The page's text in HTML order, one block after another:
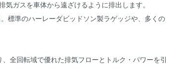
ガスを車体から遠ざけるように排出します。
標準のハーレーダビッドソン製ラゲッジや、多くの
全回転域で優れた排気フローとトルク・パワーを引